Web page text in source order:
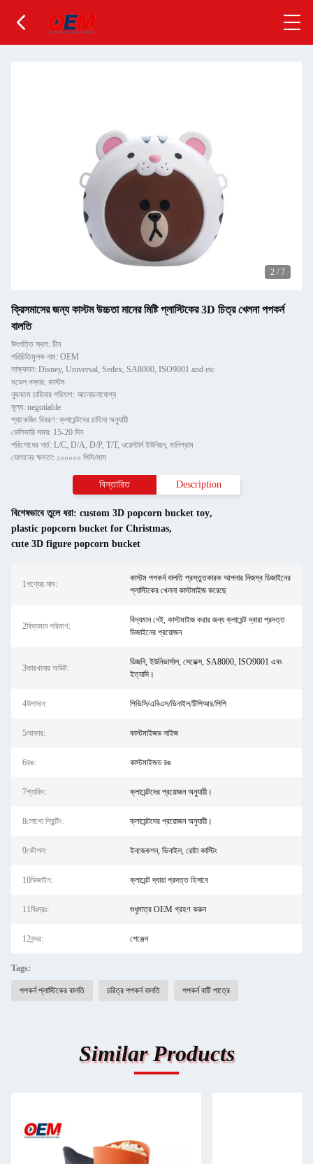
2 / 7
ক্রিসমাসের জন্য কাস্টম উচ্চতা মানের মিষ্টি প্লাস্টিকের 3D চিত্র খেলনা পপকর্ন
বালতি
উৎপত্তি স্থল: চীন
পরিচিতিমুলক নাম: OEM
সাক্ষ্যদান: Disney, Universal, Sedex, SA8000, ISO9001 and etc
মডেল নম্বার: কাস্টম
ন্যূনতম চাহিদার পরিমাণ: আলোচনাযোগ্য
মূল্য: negotiable
প্যাকেজিং বিবরণ: ক্লায়েন্টদের চাহিদা অনুযায়ী
ডেলিভারি সময়: 15-20 দিন
পরিশোধের শর্ত: L/C, D/A, D/P, T/T, ওয়েস্টার্ন ইউনিয়ন, মানিগ্রাম
যোগানের ক্ষমতা: ১০০০০০ পিসি/মাস
বিস্তারিত Description
বিশেষভাবে তুলে ধরা: custom 3D popcorn bucket toy,
plastic popcorn bucket for Christmas,
cute 3D figure popcorn bucket
1পণ্যের নাম:
কাস্টম পপকর্ন বালতি প্রস্তুতকারক আপনার নিজস্ব ডিজাইনের
প্লাস্টিকের খেলনা কাস্টমাইজ করেছে
2বিদ্যমান পরিমাণ:
বিদ্যমান নেই, কাস্টমাইজ করার জন্য ক্লায়েন্ট দ্বারা প্রদত্ত
ডিজাইনের প্রয়োজন
3কারখানার অডিট:
ডিজনি, ইউনিভার্সাল, সেডেক্স, SA8000, ISO9001 এবং
ইত্যাদি।
4উপাদান: পিভিসি/এবিএস/ভিনাইল/টিপিআর/পিপি
5আকার: কাস্টমাইজড সাইজ
6রঙ: কাস্টমাইজড রঙ
7প্যাকিং: ক্লায়েন্টদের প্রয়োজন অনুযায়ী।
8লোগো প্রিন্টিং: ক্লায়েন্টদের প্রয়োজন অনুযায়ী।
9কৌশল: ইনজেকশন, ভিনাইল, রোটা কাস্টিং
10ডিজাইন: ক্লায়েন্ট দ্বারা প্রদত্ত হিসাবে
11বিঃদ্রঃ: শুধুমাত্র OEM গ্রহণ করুন
12বন্দর: শেঞ্জেন
Tags:
পপকর্ন প্লাস্টিকের বালতি চরিত্র পপকর্ন বালতি পপকর্ন বাটি পাত্রে
Similar Products